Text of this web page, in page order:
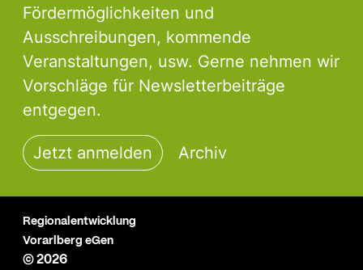
Fördermöglichkeiten und
Ausschreibungen, kommende
Veranstaltungen, usw. Gerne nehmen wir
Vorschläge für Newsletterbeiträge
entgegen.
Jetzt anmelden Archiv
Regionalentwicklung
Vorarlberg eGen
© 2026